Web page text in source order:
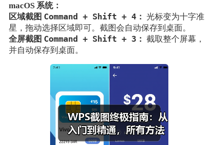
macOS 系统：
区域截图 Command + Shift + 4： 光标变为十字准
星，拖动选择区域即可。截图会自动保存到桌面。
全屏截图 Command + Shift + 3 ： 截取整个屏幕，
并自动保存到桌面。